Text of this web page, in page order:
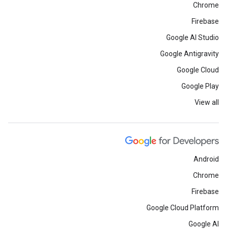
Chrome
Firebase
Google AI Studio
Google Antigravity
Google Cloud
Google Play
View all
Android
Chrome
Firebase
Google Cloud Platform
Google AI